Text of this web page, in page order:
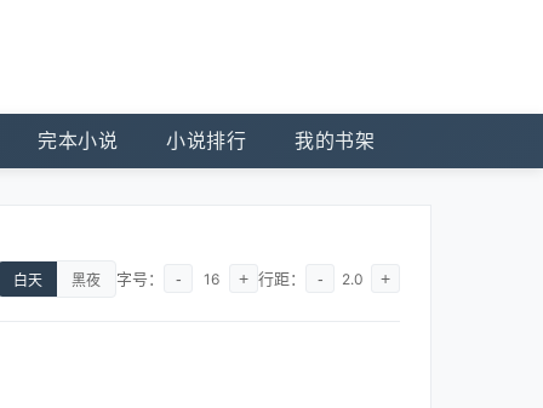
完本小说 小说排行 我的书架
白天 黑夜 字号： - 16 + 行距： - 2.0 +